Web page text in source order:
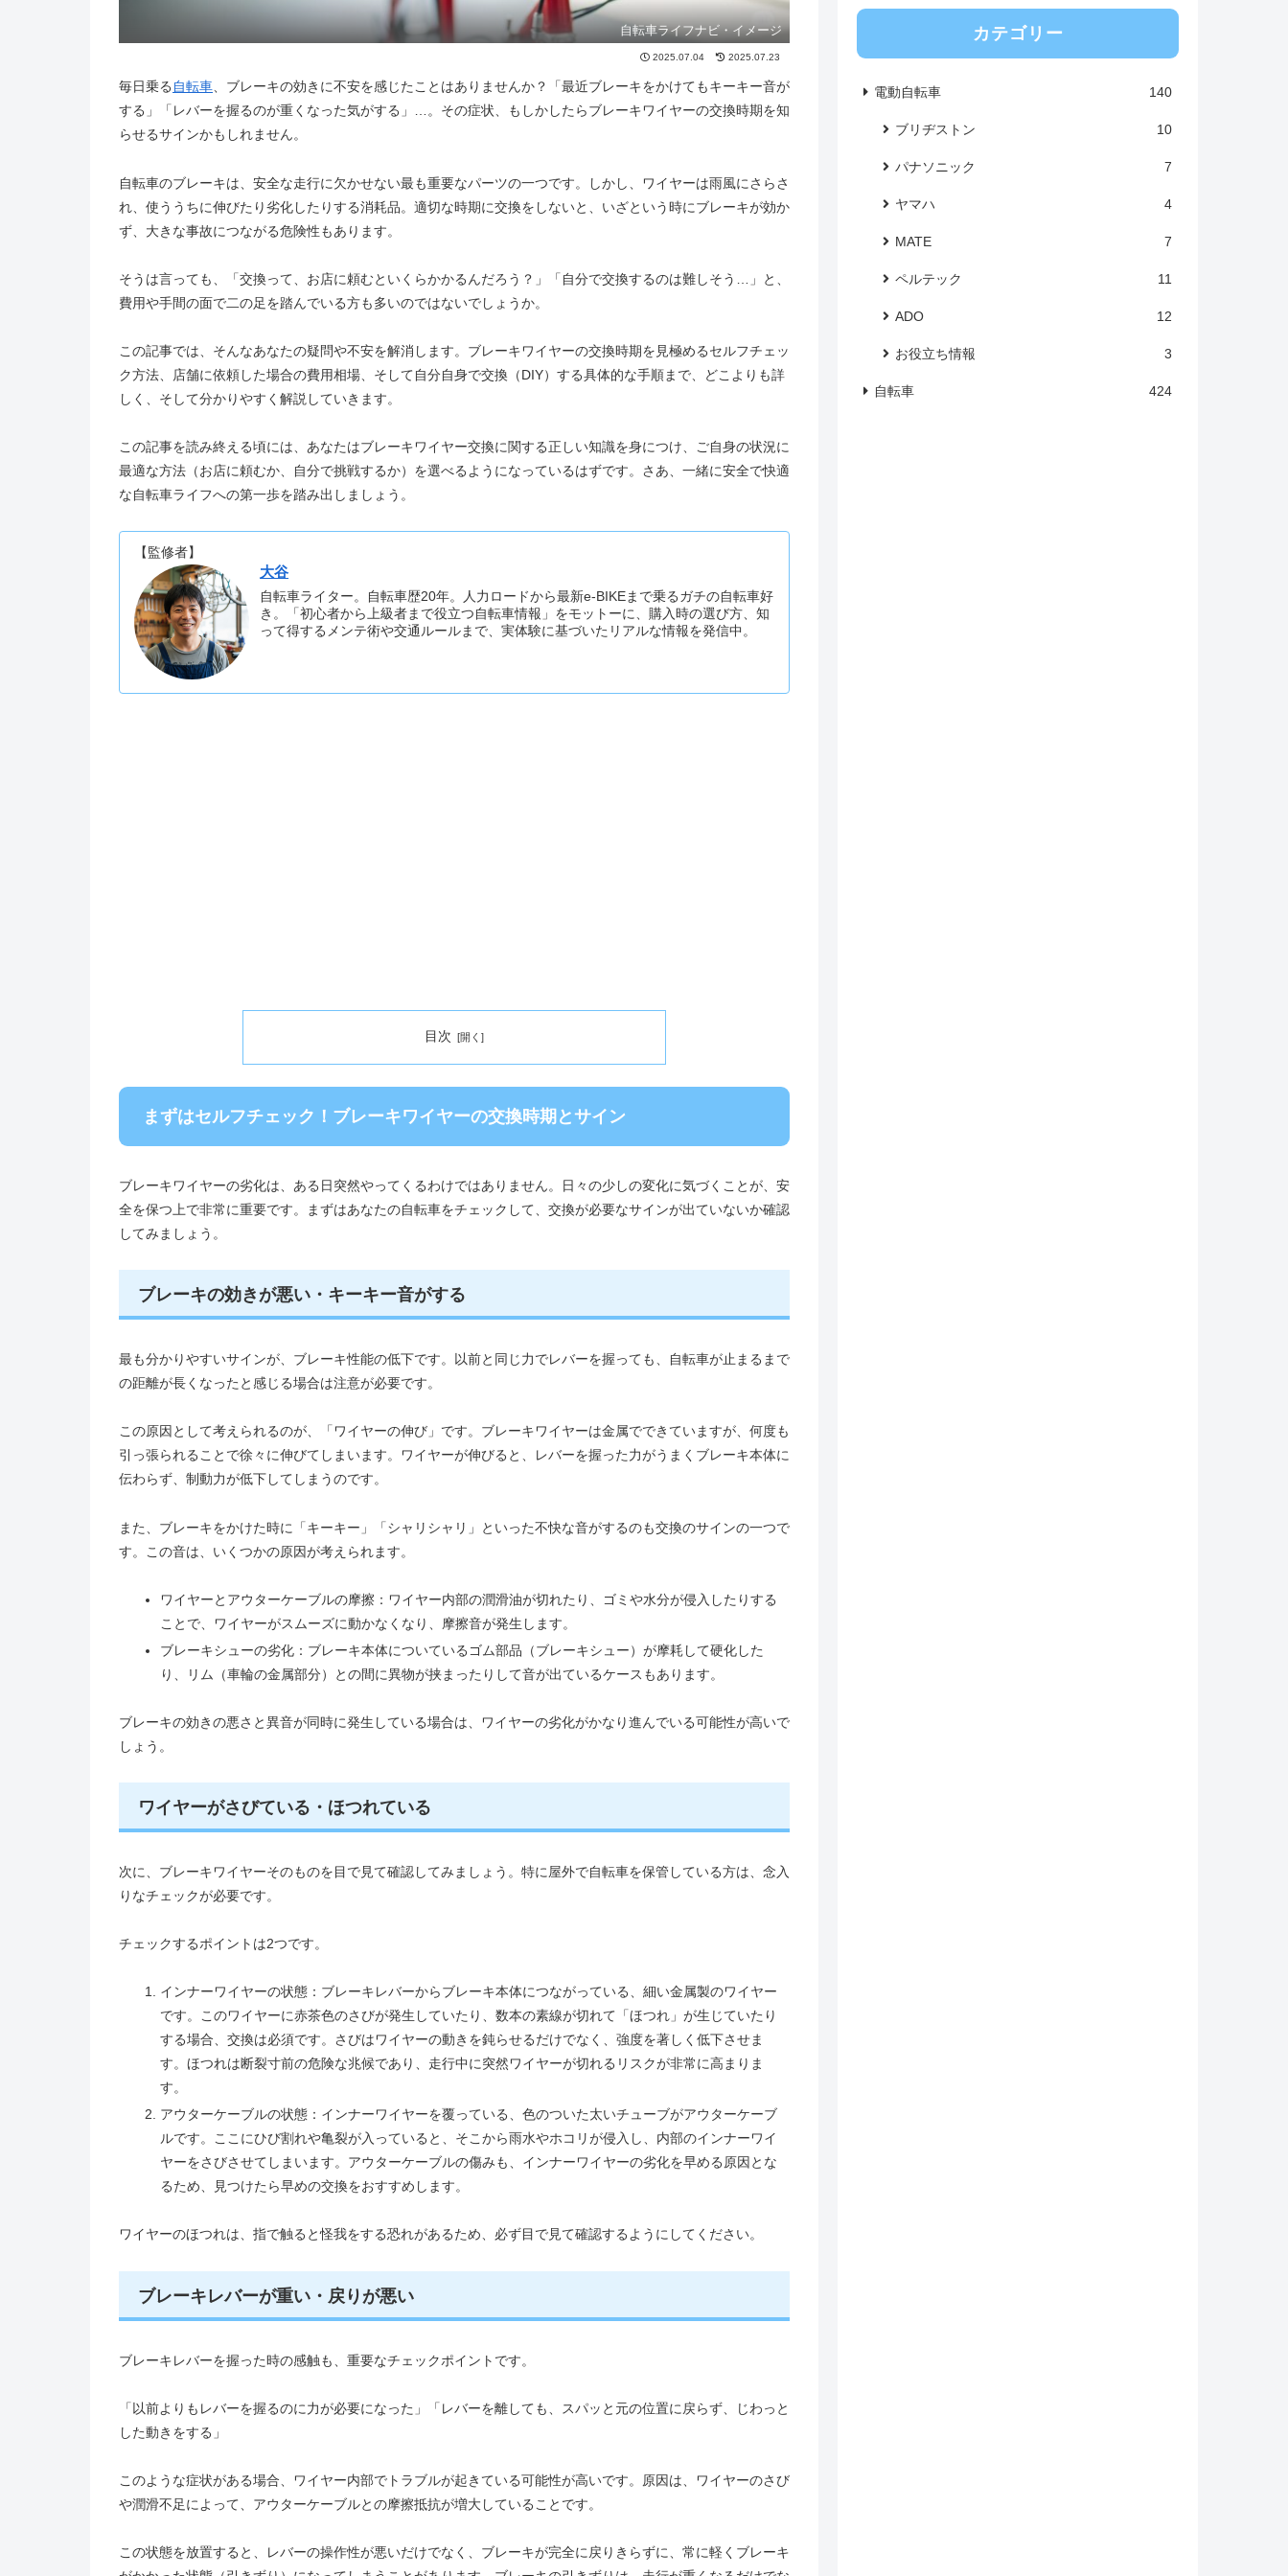
自転車ライフナビ・イメージ
2025.07.04 2025.07.23
毎日乗る 自転車、ブレーキの効きに不安を感じたことはありませんか？「最近ブレーキをかけてもキーキー音が
する」「レバーを握るのが重くなった気がする」…。その症状、もしかしたらブレーキワイヤーの交換時期を知
らせるサインかもしれません。
自転車のブレーキは、安全な走行に欠かせない最も重要なパーツの一つです。しかし、ワイヤーは雨風にさらさ
れ、使ううちに伸びたり劣化したりする消耗品。適切な時期に交換をしないと、いざという時にブレーキが効か
ず、大きな事故につながる危険性もあります。
そうは言っても、「交換って、お店に頼むといくらかかるんだろう？」「自分で交換するのは難しそう…」と、
費用や手間の面で二の足を踏んでいる方も多いのではないでしょうか。
この記事では、そんなあなたの疑問や不安を解消します。ブレーキワイヤーの交換時期を見極めるセルフチェッ
ク方法、店舗に依頼した場合の費用相場、そして自分自身で交換（DIY）する具体的な手順まで、どこよりも詳
しく、そして分かりやすく解説していきます。
この記事を読み終える頃には、あなたはブレーキワイヤー交換に関する正しい知識を身につけ、ご自身の状況に
最適な方法（お店に頼むか、自分で挑戦するか）を選べるようになっているはずです。さあ、一緒に安全で快適
な自転車ライフへの第一歩を踏み出しましょう。
【監修者】
大谷
自転車ライター。自転車歴20年。人力ロードから最新e-BIKEまで乗るガチの自転車好
き。「初心者から上級者まで役立つ自転車情報」をモットーに、購入時の選び方、知
って得するメンテ術や交通ルールまで、実体験に基づいたリアルな情報を発信中。
目次
まずはセルフチェック！ブレーキワイヤーの交換時期とサイン
ブレーキワイヤーの劣化は、ある日突然やってくるわけではありません。日々の少しの変化に気づくことが、安
全を保つ上で非常に重要です。まずはあなたの自転車をチェックして、交換が必要なサインが出ていないか確認
してみましょう。
ブレーキの効きが悪い・キーキー音がする
最も分かりやすいサインが、ブレーキ性能の低下です。以前と同じ力でレバーを握っても、自転車が止まるまで
の距離が長くなったと感じる場合は注意が必要です。
この原因として考えられるのが、「ワイヤーの伸び」です。ブレーキワイヤーは金属でできていますが、何度も
引っ張られることで徐々に伸びてしまいます。ワイヤーが伸びると、レバーを握った力がうまくブレーキ本体に
伝わらず、制動力が低下してしまうのです。
また、ブレーキをかけた時に「キーキー」「シャリシャリ」といった不快な音がするのも交換のサインの一つで
す。この音は、いくつかの原因が考えられます。
ワイヤーとアウターケーブルの摩擦：ワイヤー内部の潤滑油が切れたり、ゴミや水分が侵入したりする
ことで、ワイヤーがスムーズに動かなくなり、摩擦音が発生します。
ブレーキシューの劣化：ブレーキ本体についているゴム部品（ブレーキシュー）が摩耗して硬化した
り、リム（車輪の金属部分）との間に異物が挟まったりして音が出ているケースもあります。
ブレーキの効きの悪さと異音が同時に発生している場合は、ワイヤーの劣化がかなり進んでいる可能性が高いで
しょう。
ワイヤーがさびている・ほつれている
次に、ブレーキワイヤーそのものを目で見て確認してみましょう。特に屋外で自転車を保管している方は、念入
りなチェックが必要です。
チェックするポイントは2つです。
インナーワイヤーの状態：ブレーキレバーからブレーキ本体につながっている、細い金属製のワイヤー
です。このワイヤーに赤茶色のさびが発生していたり、数本の素線が切れて「ほつれ」が生じていたり
する場合、交換は必須です。さびはワイヤーの動きを鈍らせるだけでなく、強度を著しく低下させま
す。ほつれは断裂寸前の危険な兆候であり、走行中に突然ワイヤーが切れるリスクが非常に高まりま
す。
アウターケーブルの状態：インナーワイヤーを覆っている、色のついた太いチューブがアウターケーブ
ルです。ここにひび割れや亀裂が入っていると、そこから雨水やホコリが侵入し、内部のインナーワイ
ヤーをさびさせてしまいます。アウターケーブルの傷みも、インナーワイヤーの劣化を早める原因とな
るため、見つけたら早めの交換をおすすめします。
ワイヤーのほつれは、指で触ると怪我をする恐れがあるため、必ず目で見て確認するようにしてください。
ブレーキレバーが重い・戻りが悪い
ブレーキレバーを握った時の感触も、重要なチェックポイントです。
「以前よりもレバーを握るのに力が必要になった」「レバーを離しても、スパッと元の位置に戻らず、じわっと
した動きをする」
このような症状がある場合、ワイヤー内部でトラブルが起きている可能性が高いです。原因は、ワイヤーのさび
や潤滑不足によって、アウターケーブルとの摩擦抵抗が増大していることです。
この状態を放置すると、レバーの操作性が悪いだけでなく、ブレーキが完全に戻りきらずに、常に軽くブレーキ
カテゴリー
電動自転車 140
ブリヂストン 10
パナソニック 7
ヤマハ 4
MATE 7
ペルテック 11
ADO 12
お役立ち情報 3
自転車 424